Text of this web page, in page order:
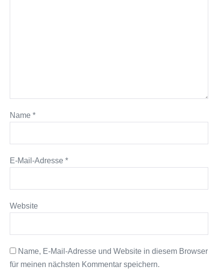
Name *
E-Mail-Adresse *
Website
Name, E-Mail-Adresse und Website in diesem Browser
für meinen nächsten Kommentar speichern.